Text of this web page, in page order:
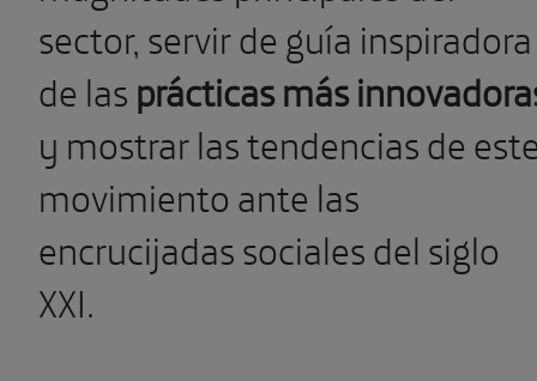
sector, servir de guía inspiradora
de lasprácticas más
y mostrar las tendencias de
movimiento ante las
encrucijadas sociales del siglo
XXI.